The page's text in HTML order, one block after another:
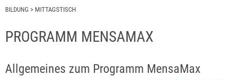
BILDUNG > MITTAGSTISCH
PROGRAMM MENSAMAX
Allgemeines zum Programm MensaMax